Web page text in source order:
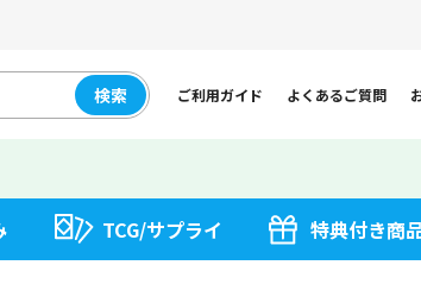
検索 ご利用ガイド よくあるご質問
TCG/サプライ 特典付き商